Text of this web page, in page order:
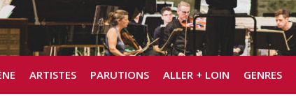
ARTISTES PARUTIONS ALLER + LOIN GENRES